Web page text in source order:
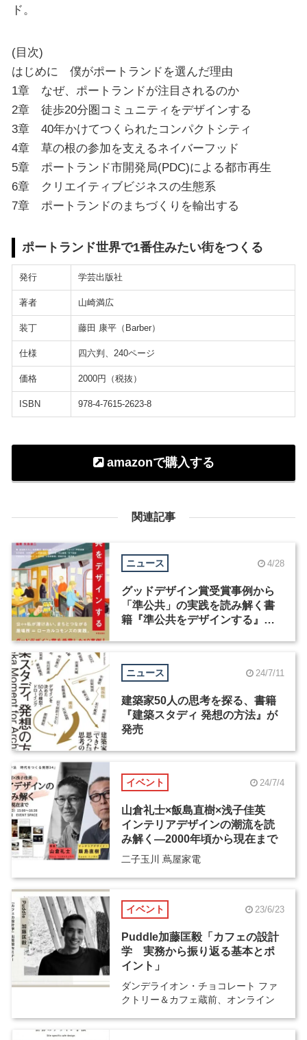
ド。
(目次)
はじめに 僕がポートランドを選んだ理由
1章 なぜ、ポートランドが注目されるのか
2章 徒歩20分圏コミュニティをデザインする
3章 40年かけてつくられたコンパクトシティ
4章 草の根の参加を支えるネイバーフッド
5章 ポートランド市開発局(PDC)による都市再生
6章 クリエイティブビジネスの生態系
7章 ポートランドのまちづくりを輸出する
ポートランド世界で1番住みたい街をつくる
発行 学芸出版社
著者 山崎満広
装丁 藤田 康平（Barber）
仕様 四六判、240ページ
価格 2000円（税抜）
ISBN 978-4-7615-2623-8
amazonで購入する
関連記事
ニュース 4/28
グッドデザイン賞受賞事例から
「準公共」の実践を読み解く書
籍『準公共をデザインする』が
ニュース 24/7/11
建築家50人の思考を探る、書籍
『建築スタディ 発想の方法』が
発売
イベント 24/7/4
山倉礼士×飯島直樹×浅子佳英
インテリアデザインの潮流を読
み解く―2000年頃から現在まで
二子玉川 蔦屋家電
イベント 23/6/23
Puddle加藤匡毅「カフェの設計
学 実務から振り返る基本とポ
イント」
ダンデライオン・チョコレート ファ
クトリー＆カフェ蔵前、オンライン